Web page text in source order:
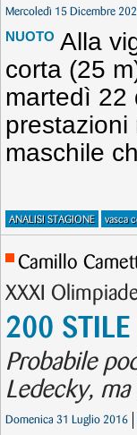
Mercoledì 15 Dicembre
NUOTO Alla
corta (25
martedì 22
prestazioni
maschile
ANALISI STAGIONE vasca
Camillo
XXXI
200
Probabile
Ledecky,
Domenica 31 Luglio 2016